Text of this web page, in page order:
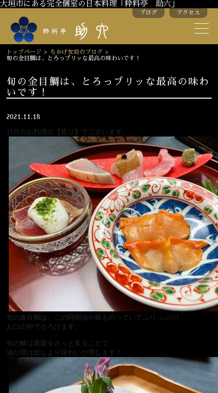
大垣市にある完全個室の日本料理「粋料亭 助六」
ブログ アクセス
トップページ > ちかげ女将のブログ >
旬の金目鯛は、とろっプリッな最高の味わいです！
旬の金目鯛は、とろっプリッな最高の味わ
いです！
2021.11.18
11月のお料理の【造り】でございます。
旬の金目鯛は、この時期油が最ものっていてぷりっぷり!
お口の中でとろけます。
旬の鰆は表面をさっと炙ることで
油が溶け出しより味わいが増します！
スタッフ紹介
季節のお料理 お弁当
お飲み物
会議・舞台のご利用
結婚式・披露宴
ご接待 法要
慶事 お顔合わせ
宴会 ウェディング